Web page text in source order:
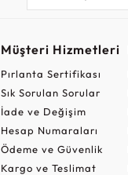
Müşteri Hizmetleri
Pırlanta Sertifikası
Sık Sorulan Sorular
İade ve Değişim
Hesap Numaraları
Ödeme ve Güvenlik
Kargo ve Teslimat